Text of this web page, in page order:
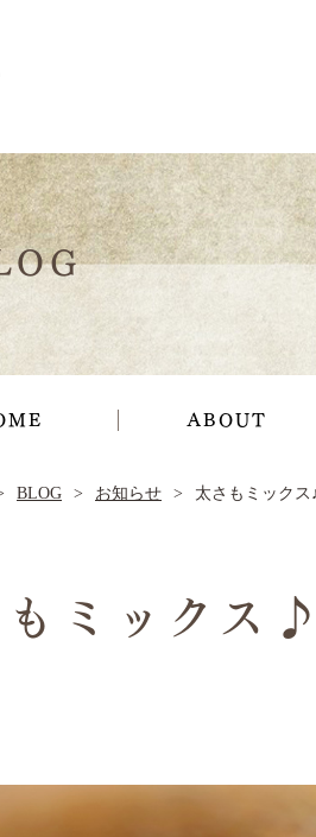
ABOUT
BLOG お知らせ 太さもミックス
もミックス